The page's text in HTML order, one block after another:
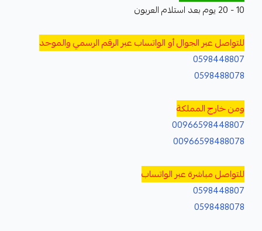
10 - 20 يوم بعد استلام العربون
للتواصل عبر الجوال أو الواتساب عبر الرقم الرسمي والموحد
0598448807
0598488078
ومن خارج المملكة
00966598448807
00966598488078
للتواصل مباشرة عبر الواتساب
0598448807
0598488078